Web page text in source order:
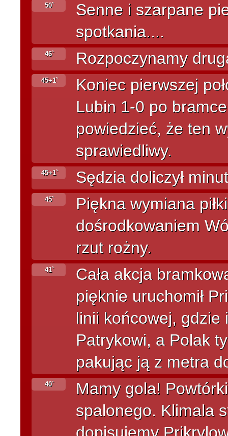
50`
Senne i szarpane
spotkania....
46` Rozpoczynamy
45+1`
Koniec pierwszej
Lubin 1-0 po
powiedzieć, że ten
sprawiedliwy.
45+1` Sędzia doliczył
45`
Piękna wymiana
dośrodkowaniem
rzut rożny.
41`
Cała akcja
pięknie uruchomił
linii końcowej, gdzie
Patrykowi, a Polak
pakując ją z metra
40`
Mamy gola!
spalonego. Klimala